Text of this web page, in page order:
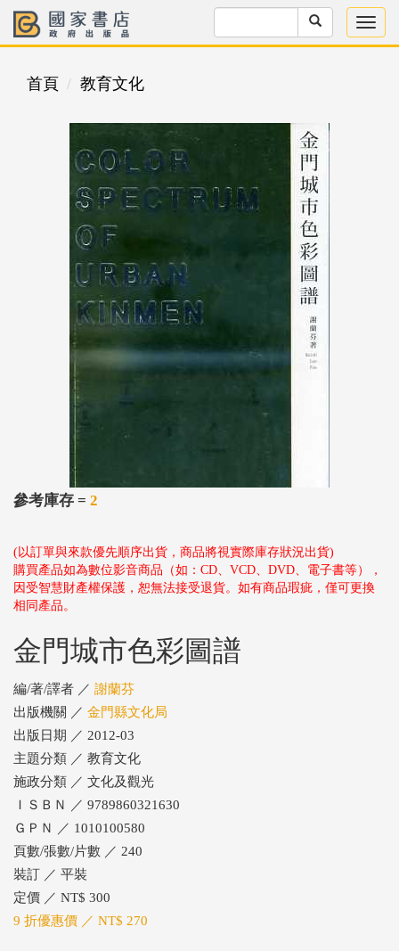
首頁 教育文化
參考庫存 = 2
(以訂單與來款優先順序出貨，商品將視實際庫存狀況出貨)
購買產品如為數位影音商品（如：CD、VCD、DVD、電子書等），
因受智慧財產權保護，恕無法接受退貨。如有商品瑕疵，僅可更換
相同產品。
金門城市色彩圖譜
編/著/譯者 ／ 謝蘭芬
出版機關 ／ 金門縣文化局
出版日期 ／ 2012-03
主題分類 ／ 教育文化
施政分類 ／ 文化及觀光
ＩＳＢＮ ／ 9789860321630
ＧＰＮ ／ 1010100580
頁數/張數/片數 ／ 240
裝訂 ／ 平裝
定價 ／ NT$ 300
9 折優惠價 ／ NT$ 270